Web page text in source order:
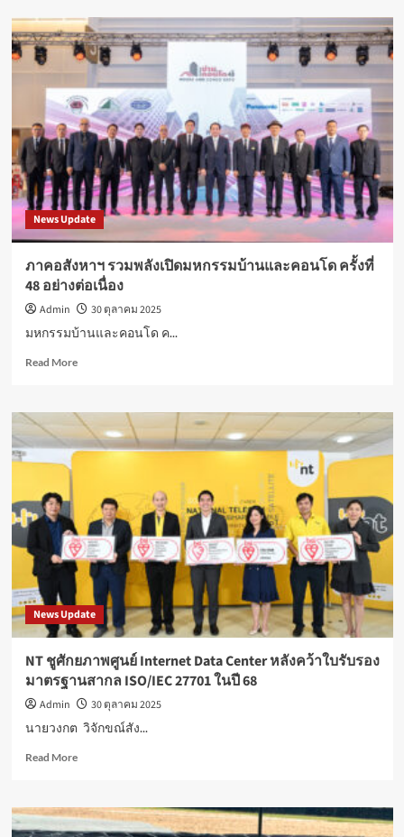
ราชินีนาถ
พระบรม
ราช
ชนนี
พันปี
หลวง
“มท.ศักดิ์
ดา”
มอบ
40
รางวัล
การ
บริหาร
จัดการ
ขยะ
ระดับ
ประเทศ
News Update
ภาคอสังหาฯ รวมพลังเปิดมหกรรมบ้านและคอนโด ครั้งที่
48 อย่างต่อเนื่อง
Admin
30 ตุลาคม 2025
มหกรรมบ้านและคอนโด ค...
Read MoreRead
ภา
คอสั
งหาฯ
มหกรรม
บ้าน
และ
คอน
โด
ครั้ง
ที่
48
ต่อ
เนื่อง
News Update
NT ชูศักยภาพศูนย์ Internet Data Center หลังคว้าใบรับรอง
มาตรฐานสากล ISO/IEC 27701 ในปี 68
Admin
30 ตุลาคม 2025
นายวงกต วิจักขณ์สัง...
Read MoreRead
NT
ชู